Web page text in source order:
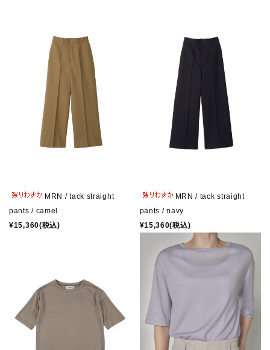
MRN / tack straight
pants / camel
¥15,360(税込)
MRN / tack straight
pants / navy
¥15,360(税込)